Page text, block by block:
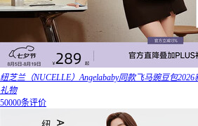
纽芝兰（NUCELLE）Angelababy同款飞马豌豆包
礼物
50000条评价